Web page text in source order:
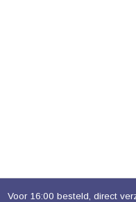
Voor 16:00 besteld, direct